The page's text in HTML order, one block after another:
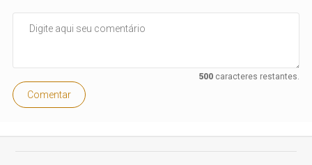
500caracteres restantes.
Comentar